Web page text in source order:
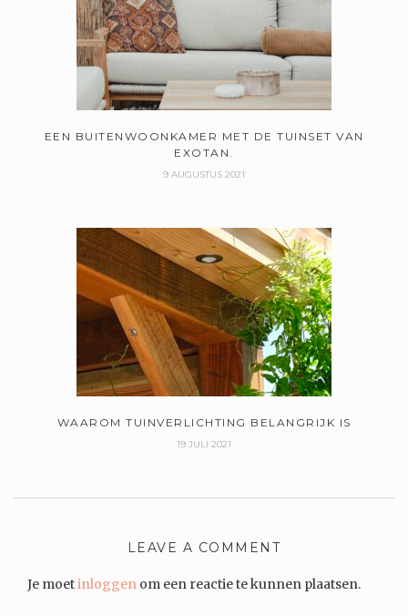
EEN BUITENWOONKAMER MET DE TUINSET VAN
EXOTAN.
9 AUGUSTUS 2021
WAAROM TUINVERLICHTING BELANGRIJK IS
19 JULI 2021
LEAVE A COMMENT
Je moetinloggen om een reactie te kunnen plaatsen.